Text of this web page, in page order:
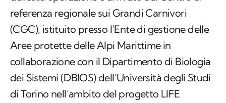
referenza regionale sui Grandi Carnivori
(CGC), istituito presso l’Ente di gestione delle
Aree protette delle Alpi Marittime in
collaborazione con il Dipartimento di Biologia
dei Sistemi (DBIOS) dell’Università degli Studi
di Torino nell’ambito del progetto LIFE